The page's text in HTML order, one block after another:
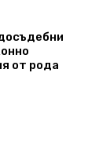
от рода